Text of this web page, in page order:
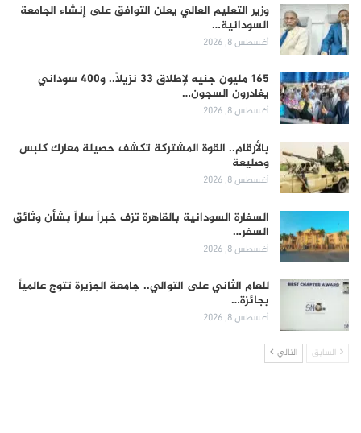
وزير التعليم العالي يعلن التوافق على إنشاء الجامعة
السودانية…
أغسطس 8, 2026
165 مليون جنيه لإطلاق 33 نزيلاً.. و400 سوداني
يغادرون السجون…
أغسطس 8, 2026
بالأرقام.. القوة المشتركة تكشف حصيلة معارك كلبس
وصليعة
أغسطس 8, 2026
السفارة السودانية بالقاهرة تزف خبراً ساراً بشأن وثائق
السفر…
أغسطس 8, 2026
للعام الثاني على التوالي.. جامعة الجزيرة تتوج عالمياً
بجائزة…
أغسطس 8, 2026
السابق التالي